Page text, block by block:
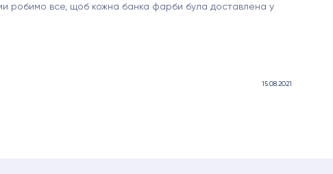
робимо все, щоб кожна банка фарби була доставлена ​​у
15.08.2021